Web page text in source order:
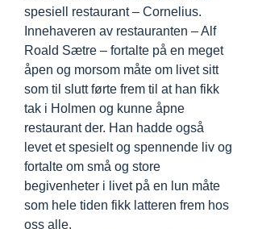
spesiell restaurant – Cornelius.
Innehaveren av restauranten – Alf
Roald Sætre – fortalte på en meget
åpen og morsom måte om livet sitt
som til slutt førte frem til at han fikk
tak i Holmen og kunne åpne
restaurant der. Han hadde også
levet et spesielt og spennende liv og
fortalte om små og store
begivenheter i livet på en lun måte
som hele tiden fikk latteren frem hos
oss alle.